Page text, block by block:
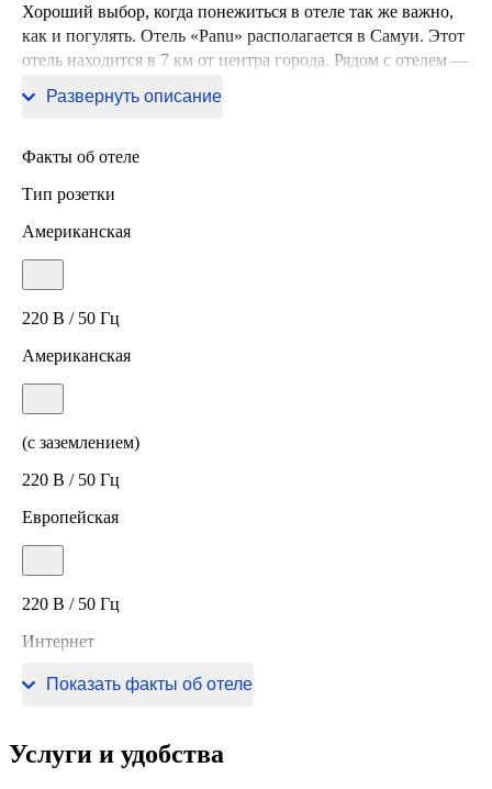
Хороший выбор, когда понежиться в отеле так же важно,
как и погулять. Отель «Panu» располагается в Самуи. Этот
отель находится в 7 км от центра города. Рядом с отелем —
Развернуть описание
Факты об отеле
Тип розетки
Американская
220 В / 50 Гц
Американская
(с заземлением)
220 В / 50 Гц
Европейская
220 В / 50 Гц
Интернет
Wi-Fi в номерах
Показать факты об отеле
Услуги и удобства